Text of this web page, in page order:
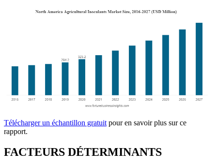
Télécharger un échantillon gratuit pour en savoir plus sur ce
rapport.
FACTEURS DÉTERMINANTS